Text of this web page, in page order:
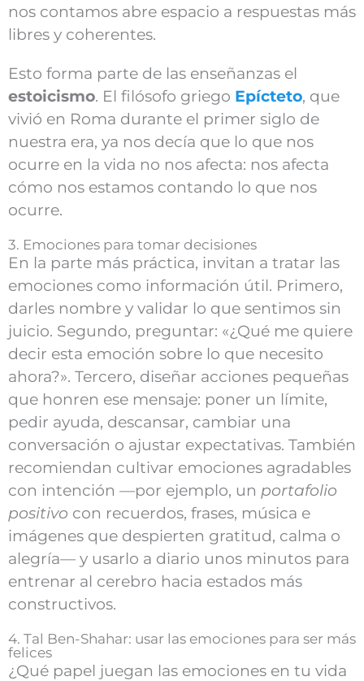
nos contamos abre espacio a respuestas más
libres y coherentes.
Esto forma parte de las enseñanzas el
estoicismo. El filósofo griego Epícteto, que
vivió en Roma durante el primer siglo de
nuestra era, ya nos decía que lo que nos
ocurre en la vida no nos afecta: nos afecta
cómo nos estamos contando lo que nos
ocurre.
3. Emociones para tomar decisiones
En la parte más práctica, invitan a tratar las
emociones como información útil. Primero,
darles nombre y validar lo que sentimos sin
juicio. Segundo, preguntar: «¿Qué me quiere
decir esta emoción sobre lo que necesito
ahora?». Tercero, diseñar acciones pequeñas
que honren ese mensaje: poner un límite,
pedir ayuda, descansar, cambiar una
conversación o ajustar expectativas. También
recomiendan cultivar emociones agradables
con intención —por ejemplo, un portafolio
positivo con recuerdos, frases, música e
imágenes que despierten gratitud, calma o
alegría— y usarlo a diario unos minutos para
entrenar al cerebro hacia estados más
constructivos.
4. Tal Ben-Shahar: usar las emociones para ser más
felices
¿Qué papel juegan las emociones en tu vida